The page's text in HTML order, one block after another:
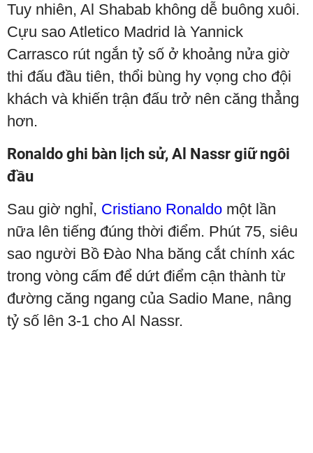
Tuy nhiên, Al Shabab không dễ buông xuôi.
Cựu sao Atletico Madrid là Yannick
Carrasco rút ngắn tỷ số ở khoảng nửa giờ
thi đấu đầu tiên, thổi bùng hy vọng cho đội
khách và khiến trận đấu trở nên căng thẳng
hơn.
Ronaldo ghi bàn lịch sử, Al Nassr giữ ngôi
đầu
Sau giờ nghỉ, Cristiano Ronaldo một lần
nữa lên tiếng đúng thời điểm. Phút 75, siêu
sao người Bồ Đào Nha băng cắt chính xác
trong vòng cấm để dứt điểm cận thành từ
đường căng ngang của Sadio Mane, nâng
tỷ số lên 3-1 cho Al Nassr.